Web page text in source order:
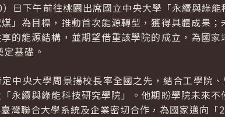
日下午前往桃園出席國立中央大學「永續與綠
」為目標，推動首次能源轉型，獲得具體成果
的能源結構，並期望借重該學院的成立，為國
定基礎。
中央大學周景揚校長率全國之先，結合工學院
永續與綠能科技研究學院」。他期盼學院未來
灣聯合大學系統及企業密切合作，為國家邁向「